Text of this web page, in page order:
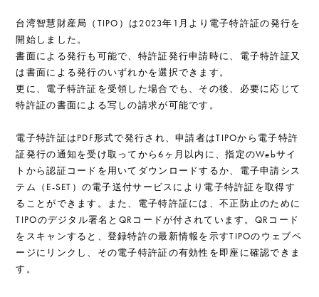
台湾智慧財産局（TIPO）は2023年1月より電子特許証の発行を
開始しました。
書面による発行も可能で、特許証発行申請時に、電子特許証又
は書面による発行のいずれかを選択できます。
更に、電子特許証を受領した場合でも、その後、必要に応じて
特許証の書面による写しの請求が可能です。
電子特許証はPDF形式で発行され、申請者はTIPOから電子特許
証発行の通知を受け取ってから6ヶ月以内に、指定のWebサイ
トから認証コードを用いてダウンロードするか、電子申請シス
テム（E-SET）の電子送付サービスにより電子特許証を取得す
ることができます。また、電子特許証には、不正防止のために
TIPOのデジタル署名とQRコードが付されています。QRコード
をスキャンすると、登録特許の最新情報を示すTIPOのウェブペ
ージにリンクし、その電子特許証の有効性を即座に確認できま
す。